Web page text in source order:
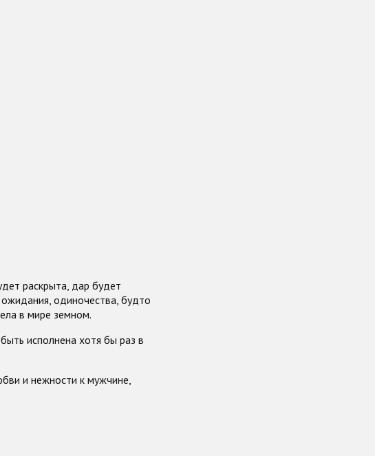
раскрыта, дар будет
одиночества, будто
в мире земном.
исполнена хотя бы раз в
и нежности к мужчине,